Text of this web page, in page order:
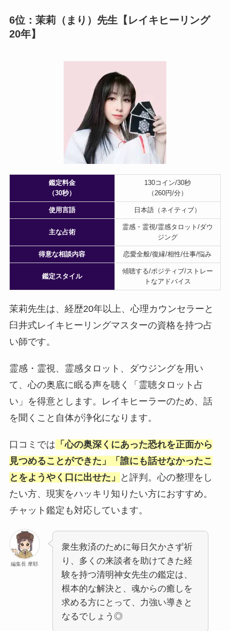
6位：茉莉（まり）先生【レイキヒーリング
20年】
鑑定料金
（30秒）
130コイン/30秒
（260円/分）
使用言語 日本語（ネイティブ）
主な占術
霊感・霊視/霊感タロット/ダウ
ジング
得意な相談内容 恋愛全般/復縁/相性/仕事/悩み
鑑定スタイル
傾聴する/ポジティブ/ストレー
トなアドバイス
茉莉先生は、経歴20年以上、心理カウンセラーと
臼井式レイキヒーリングマスターの資格を持つ占
い師です。
霊感・霊視、霊感タロット、ダウジングを用い
て、心の奥底に眠る声を聴く「霊聴タロット占
い」を得意とします。レイキヒーラーのため、話
を聞くこと自体が浄化になります。
口コミでは 「心の奥深くにあった恐れを正面から
見つめることができた」「誰にも話せなかったこ
とをようやく口に出せた」
と評判。心の整理をし
たい方、現実をハッキリ知りたい方におすすめ。
チャット鑑定も対応しています。
編集長 摩耶
衆生救済のために毎日欠かさず祈
り、多くの来談者を助けてきた経
験を持つ清明神女先生の鑑定は、
根本的な解決と、魂からの癒しを
求める方にとって、力強い導きと
なるでしょう◎